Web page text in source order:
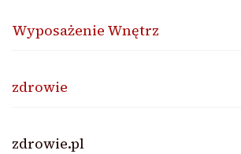
Wyposażenie Wnętrz
zdrowie
zdrowie.pl